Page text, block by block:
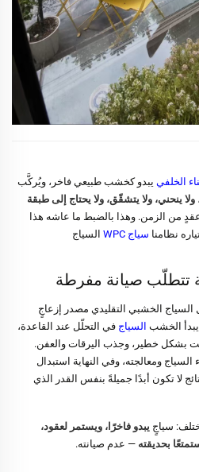
الخلفي يبدو كخشب طبيعي فاخر، ويُركَّب
ولا ينحني، ولا يتشقّق، ولا يحتاج إلى طبقة
من الزمن. وهذا بالضبط ما عاشه هذا
نظامنا سياج WPC السياج
تتطلّب صيانة مفرطة
الخشبي التقليدي مصدر إزعاجٍ
الخشب السياج في التحلّل عند القاعدة،
بشكل خطير، وجذب اليرقات والعفن.
السياج ومعالجته، وفي النهاية استبدال
لا تكون أبدًا جميلةً بنفس القدر الذي
سياجٍ يبدو فاخرًا، ويستمر لعقود،
بحديقته — عدم صيانته.